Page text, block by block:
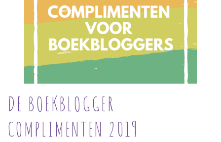
DE BOEKBLOGGER
COMPLIMENTEN 2019